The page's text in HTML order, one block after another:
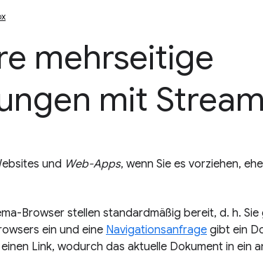
mehrseitige
mit
und Web-Apps, wenn Sie es vorziehen,
Browser stellen standardmäßig bereit, d. h. Sie
ein und eine Navigationsanfrage gibt ein
Link, wodurch das aktuelle Dokument in ein